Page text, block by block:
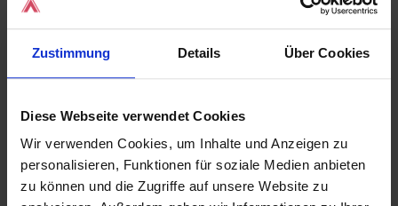
Zustimmung Details Über Cookies
Diese Webseite verwendet Cookies
Wir verwenden Cookies, um Inhalte und Anzeigen zu
personalisieren, Funktionen für soziale Medien anbieten
zu können und die Zugriffe auf unsere Website zu
mitverfolgen. Dies minimiert
Missverständnisse und gibt dem Kunden
welche Rabatte angewendet werden und
ob alles korrekt gescannt wird.